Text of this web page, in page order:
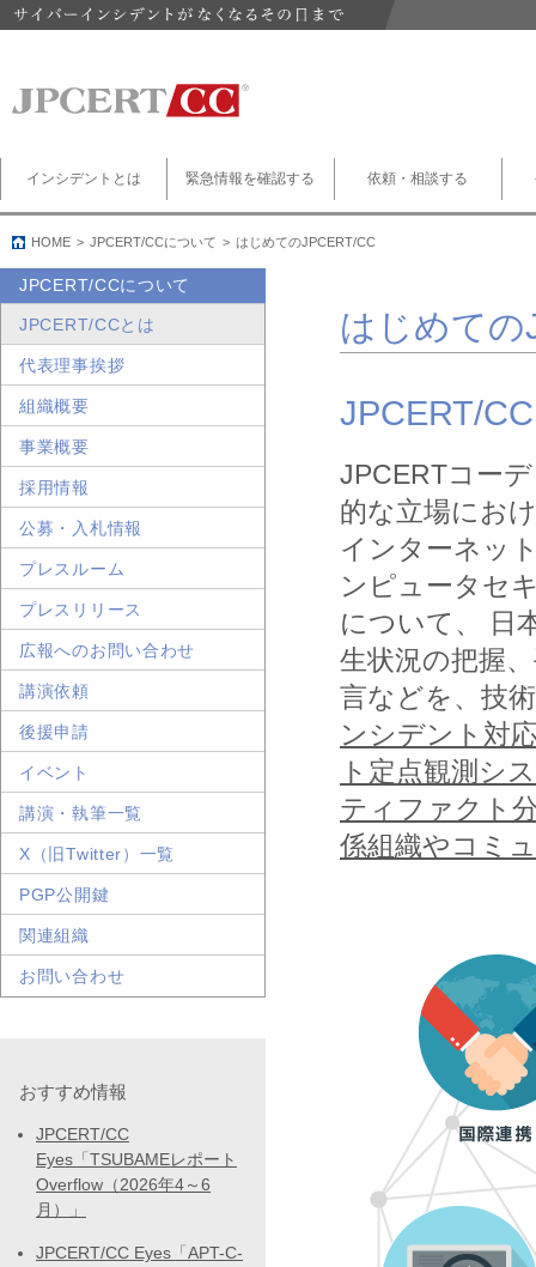
インシデントとは 緊急情報を確認する 依頼・相談する
HOME JPCERT/CCについて はじめてのJPCERT/CC
はじめての
JPCERT/
JPCERTコー
的な立場にお
インターネッ
ンピュータセ
について、 日
生状況の把握
言などを、技
ンシデント対
ト定点観測シ
ティファクト
係組織やコミ
JPCERT/CCについて
JPCERT/CCとは
代表理事挨拶
組織概要
事業概要
採用情報
公募・入札情報
プレスルーム
プレスリリース
広報へのお問い合わせ
講演依頼
後援申請
イベント
講演・執筆一覧
X（旧Twitter）一覧
PGP公開鍵
関連組織
お問い合わせ
おすすめ情報
JPCERT/CC
Eyes「TSUBAMEレポート
Overflow（2026年4～6
月）」
JPCERT/CC Eyes「APT-C-